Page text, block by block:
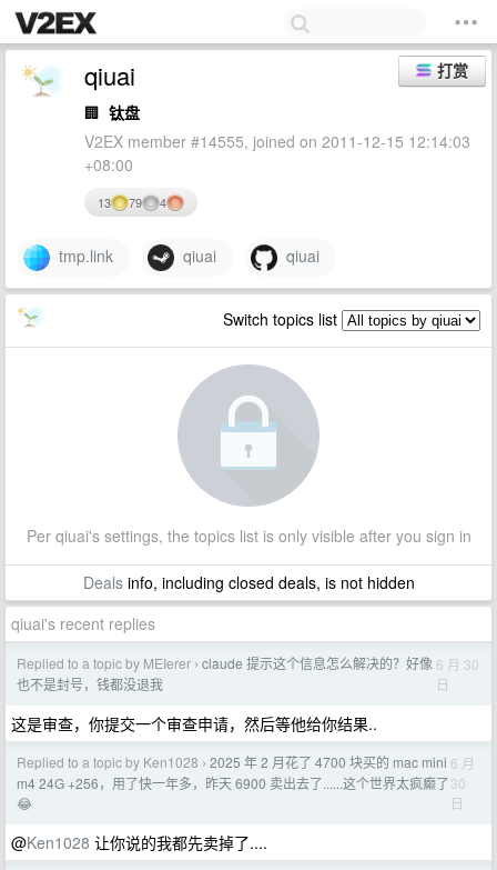
打赏
qiuai
🏢 钛盘
V2EX member #14555, joined on 2011-12-15 12:14:03
+08:00
13 79 4
tmp.link qiuai qiuai
Switch topics list
Per qiuai's settings, the topics list is only visible after you sign in
Dealsinfo, including closed deals, is not hidden
qiuai's recent replies
Replied to a topic by MEIerer › claude 提示这个信息怎么解决的？好像
也不是封号，钱都没退我
6 月 30
日
这是审查，你提交一个审查申请，然后等他给你结果..
Replied to a topic by Ken1028 › 2025 年 2 月花了 4700 块买的 mac mini
m4 24G +256，用了快一年多，昨天 6900 卖出去了......这个世界太疯癫了
😂
6 月
30
日
@Ken1028 让你说的我都先卖掉了....